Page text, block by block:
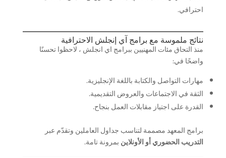
احترافي.
نتائج ملموسة مع برامج آي إنجلش الاحترافية
منذ التحاق مئات المهنيين ببرامج اي انجلش ، لاحظوا تحسنًا
واضحًا في:
مهارات التواصل والكتابة باللغة الإنجليزية.
الثقة في الاجتماعات والعروض التقديمية.
القدرة على اجتياز مقابلات العمل بنجاح.
برامج المعهد مصممة لتناسب جداول العاملين وتقدّم عبر
التدريب الحضوري أو الأونلاينبمرونة تامة.